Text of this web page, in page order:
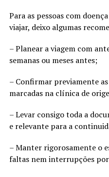
Para as pessoas com
viajar, deixo algumas
– Planear a viagem com
semanas ou meses antes;
– Confirmar previamente as
marcadas na clínica de
– Levar consigo toda a
e relevante para a
– Manter rigorosamente o
faltas nem interrupções